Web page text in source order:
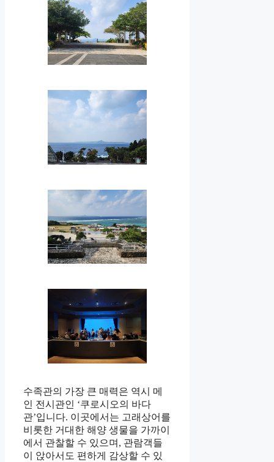
수족관의 가장 큰 매력은 역시 메
인 전시관인 ‘쿠로시오의 바다
관’입니다. 이곳에서는 고래상어를
비롯한 거대한 해양 생물을 가까이
에서 관찰할 수 있으며, 관람객들
이 앉아서도 편하게 감상할 수 있